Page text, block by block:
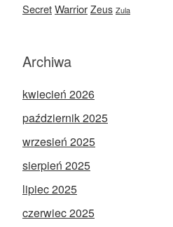
SecretWarrior Zeus Zula
Archiwa
kwiecień 2026
październik 2025
wrzesień 2025
sierpień 2025
lipiec 2025
czerwiec 2025